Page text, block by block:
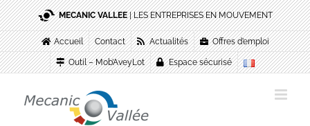
Passer
au
contenu
MECANIC VALLEE| LES ENTREPRISES EN MOUVEMENT
Accueil Contact Actualités Offres d’emploi
Outil – Mob’AveyLot Espace sécurisé